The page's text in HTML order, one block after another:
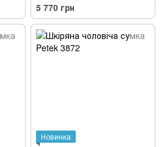
5 770 грн
Новинка